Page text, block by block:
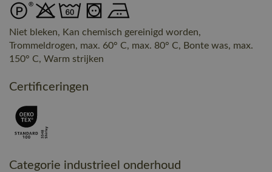
Niet bleken, Kan chemisch gereinigd worden,
Trommeldrogen, max. 60° C, max. 80° C, Bonte was, max.
150° C, Warm strijken
Certificeringen
Categorie industrieel onderhoud